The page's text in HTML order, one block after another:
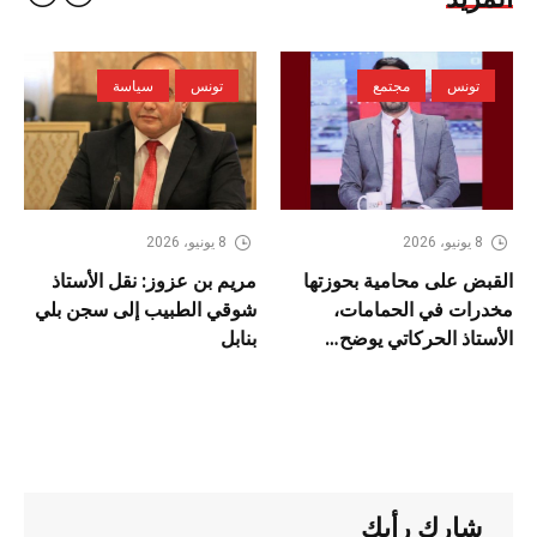
تونس مجتمع
8 يونيو، 2026
القبض على محامية بحوزتها
مخدرات في الحمامات،
الأستاذ الحركاتي يوضح…
تونس سياسة
8 يونيو، 2026
مريم بن عزوز: نقل الأستاذ
شوقي الطبيب إلى سجن بلي
بنابل
شارك رأيك